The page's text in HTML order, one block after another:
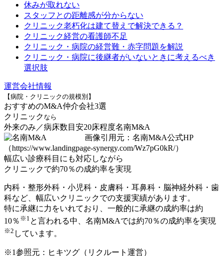
休みが取れない
スタッフとの距離感が分からない
クリニック老朽化は建て替えで解決できる？
クリニック経営の看護師不足
クリニック・病院の経営難・赤字問題を解説
クリニック・病院に後継者がいないときに考えるべき
選択肢
運営会社情報
【病院・クリニックの規模別】
おすすめのM&A仲介会社3選
クリニックなら
外来のみ／病床数目安20床程度名南M&A
画像引用元：名南M&A公式HP
（https://www.landingpage-synergy.com/Wz7pG0kR/）
幅広い診療科目にも対応しながら
クリニックで約70％の成約率を実現
内科・整形外科・小児科・皮膚科・耳鼻科・脳神経外科・歯
科など、幅広いクリニックでの支援実績があります。
特に承継に力をいれており、一般的に承継の成約率は約
10％ ※1 と言われる中、名南M&Aでは約70％の成約率を実現
※2 しています。
※1参照元：ヒキツグ（リクルート運営）